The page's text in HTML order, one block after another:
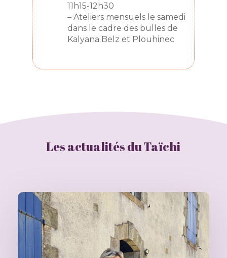
11h15-12h30
– Ateliers mensuels le samedi
dans le cadre des bulles de
Kalyana Belz et Plouhinec
Les actualités du Taïchi